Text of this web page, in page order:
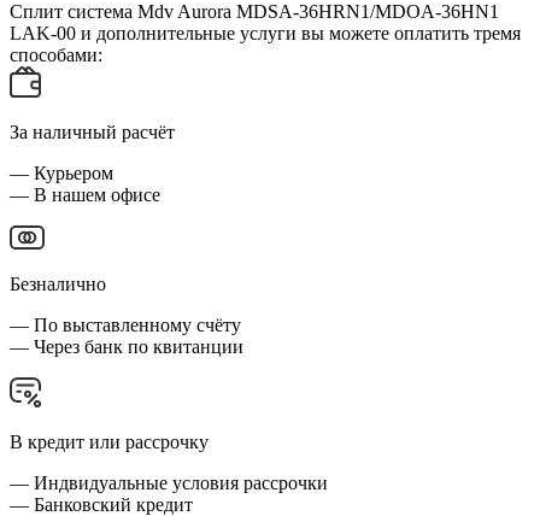
Cплит система Mdv Aurora MDSA-36HRN1/MDOA-36HN1
LAK-00 и дополнительные услуги вы можете оплатить тремя
способами:
За наличный расчёт
— Курьером
— В нашем офисе
Безналично
— По выставленному счёту
— Через банк по квитанции
В кредит или рассрочку
— Индвидуальные условия рассрочки
— Банковский кредит